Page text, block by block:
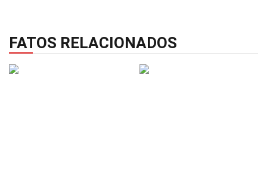
FATOS RELACIONADOS